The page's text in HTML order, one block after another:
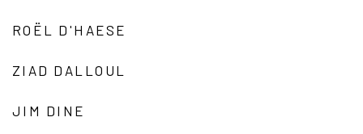
ROËL D'HAESE
ZIAD DALLOUL
JIM DINE